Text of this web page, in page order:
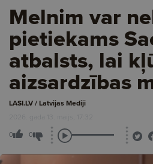
Melnim var
pietiekams
atbalsts, lai
aizsardzības
LASI.LV / Latvijas Mediji
2026. gada 13. maijs, 17:32
0 0